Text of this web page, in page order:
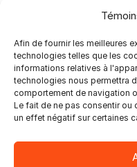
Afin de fournir les meilleures
technologies telles que les
informations relatives à
technologies nous permettra
comportement de navigation
Le fait de ne pas consentir ou
un effet négatif sur certaines
Rejoignez-nous le
nouveau Ultimate
alors que nous
atteindre une
d’imposition
autonome et
session de 15
Capacités de
avec une